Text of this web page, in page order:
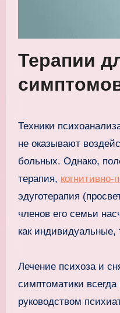
Терапии
Техники
не оказывают
больных. Однако,
терапия, когнитивно-
эдуготерапия
членов его семьи
как индивидуальные,
Лечение психоза и
симптоматики
руководством